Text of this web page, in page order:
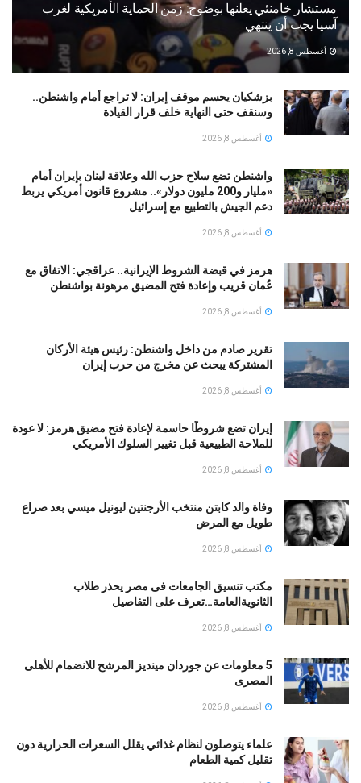
مستشار خامنئي يعلنها بوضوح: زمن الحماية الأمريكية لغرب
آسيا يجب أن ينتهي
أغسطس 8, 2026
بزشكيان يحسم موقف إيران: لا تراجع أمام واشنطن..
وسنقف حتى النهاية خلف قرار القيادة
أغسطس 8, 2026
واشنطن تضع سلاح حزب الله وعلاقة لبنان بإيران أمام
«مليار و200 مليون دولار».. مشروع قانون أمريكي يربط
دعم الجيش بالتطبيع مع إسرائيل
أغسطس 8, 2026
هرمز في قبضة الشروط الإيرانية.. عراقجي: الاتفاق مع
عُمان قريب وإعادة فتح المضيق مرهونة بواشنطن
أغسطس 8, 2026
تقرير صادم من داخل واشنطن: رئيس هيئة الأركان
المشتركة يبحث عن مخرج من حرب إيران
أغسطس 8, 2026
إيران تضع شروطًا حاسمة لإعادة فتح مضيق هرمز: لا عودة
للملاحة الطبيعية قبل تغيير السلوك الأمريكي
أغسطس 8, 2026
وفاة والد كابتن منتخب الأرجنتين ليونيل ميسي بعد صراع
طويل مع المرض
أغسطس 8, 2026
مكتب تنسيق الجامعات فى مصر يحذر طلاب
الثانويةالعامة…تعرف على التفاصيل
أغسطس 8, 2026
5 معلومات عن جوردان مينديز المرشح للانضمام للأهلى
المصرى
أغسطس 8, 2026
علماء يتوصلون لنظام غذائي يقلل السعرات الحرارية دون
تقليل كمية الطعام